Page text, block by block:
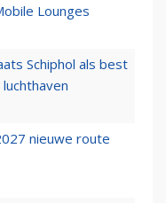
Lounges
Schiphol als best
nieuwe route